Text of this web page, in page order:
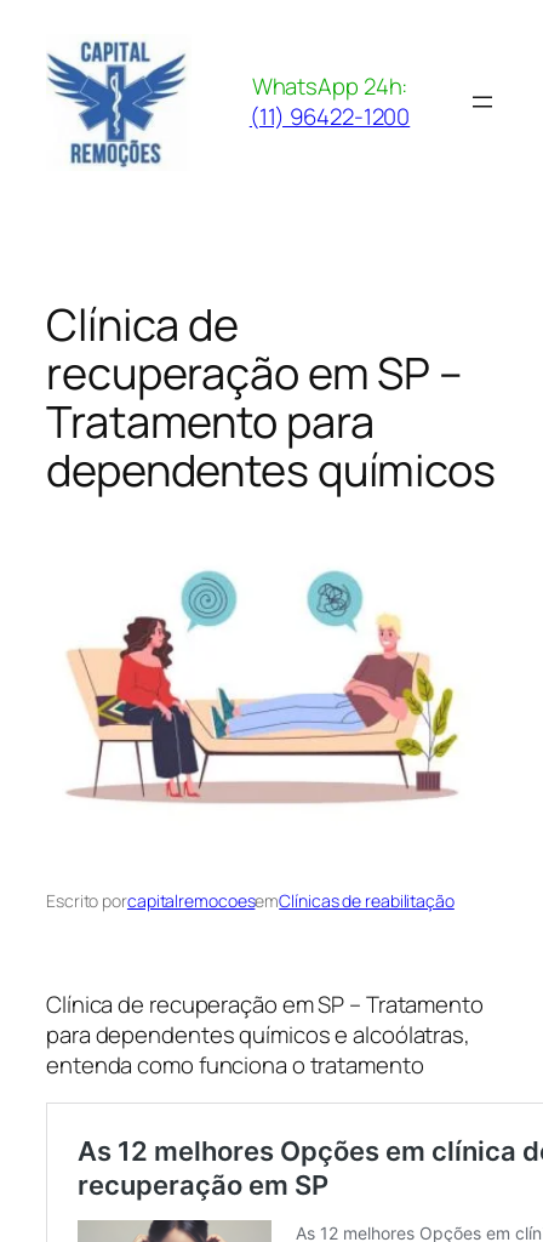
para
conteúdo
WhatsApp 24h:
(11) 96422-1200
Clínica de
recuperação em SP –
Tratamento para
dependentes químicos
Escrito porcapitalremocoesemClínicas de reabilitação
Clínica de recuperação em SP – Tratamento
para dependentes químicos e alcoólatras,
entenda como funciona o tratamento